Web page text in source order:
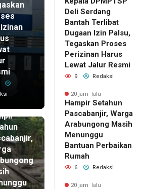
Deli Serdang
Bantah Terlibat
Dugaan Izin Palsu,
Tegaskan Proses
Perizinan Harus
Lewat Jalur Resmi
9 Redaksi
20 jam lalu
Hampir Setahun
Pascabanjir, Warga
Arabungong Masih
Menunggu
Bantuan Perbaikan
Rumah
6 Redaksi
20 jam lalu